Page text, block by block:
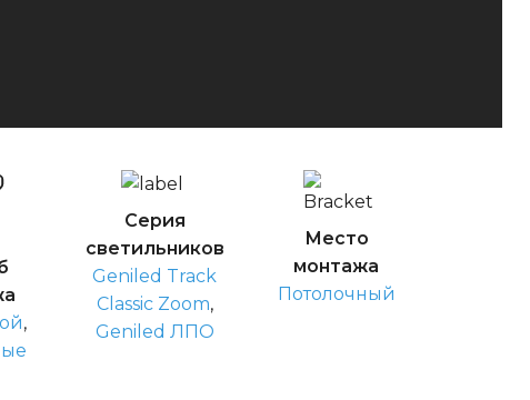
,
Серия
светильников
Geniled Track
Classic Zoom,
Geniled ЛПО
Место
монтажа
Потолочный